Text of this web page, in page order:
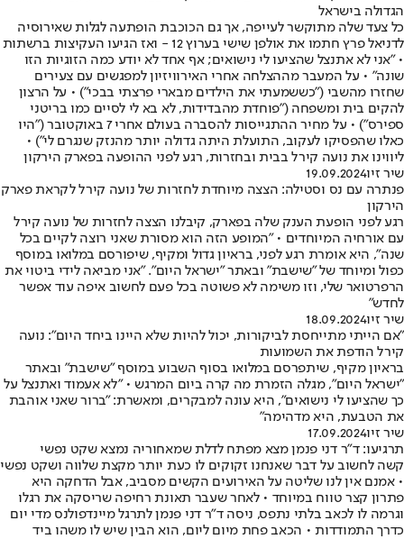
הגדולה בישראל
כל צעד שלה מתוקשר לעייפה, אך גם הכוכבת הופתעה לגלות שאירוסיה
לדניאל פרץ חתמו את אולפן שישי בערוץ 12 - ואז הגיעו העקיצות ברשתות
• "אני לא אתנצל שהציעו לי נישואים; אף אחד לא יודע כמה הזוגיות הזו
שונה" • על המעבר מההצלחה אחרי האירוויזיון למפגשים עם צעירים
שחזרו מהשבי ("כששמעתי את הילדים מבארי פרצתי בבכי") • על הרצון
להקים בית ומשפחה ("פוחדת מהבדידות, לא בא לי לסיים כמו בריטני
ספירס") • על מחיר ההתגייסות להסברה בעולם אחרי 7 באוקטובר ("היו
כאלו שהפסיקו לעקוב, התועלת היתה גדולה יותר מהנזק שנגרם לי") •
ליווינו את נועה קירל בבית ובחזרות, רגע לפני ההופעה בפארק הירקון
שיר זיו19.09.2024
פנתרה עם נס וסטילה: הצצה מיוחדת לחזרות של נועה קירל לקראת פארק
הירקון
רגע לפני הופעת הענק שלה בפארק, קיבלנו הצצה לחזרות של נועה קירל
עם אורחיה המיוחדים • "המופע הזה הוא מסורת שאני רוצה לקיים בכל
שנה", היא אומרת רגע לפני, בראיון גדול ומקיף, שיפורסם במלואו במוסף
כפול ומיוחד של "שישבת" ובאתר "ישראל היום". "אני מביאה לידי ביטוי את
הרפרטואר שלי, וזו משימה לא פשוטה בכל פעם לחשוב איפה עוד אפשר
לחדש"
שיר זיו18.09.2024
"אם הייתי מתייחסת לביקורות, יכול להיות שלא היינו ביחד היום": נועה
קירל הודפת את השמועות
בראיון מקיף, שיתפרסם במלואו בסוף השבוע במוסף "שישבת" ובאתר
"ישראל היום", מגלה הזמרת מה קרה ביום המרגש • "לא אעמוד ואתנצל על
כך שהציעו לי נישואים", היא עונה למבקרים, ומאשרת: "ברור שאני אוהבת
את הטבעת, היא מדהימה"
שיר זיו17.09.2024
תרגיעו: ד"ר דני פנמן מצא מפתח לדלת שמאחוריה נמצא שקט נפשי
קשה לחשוב על דבר שאנחנו זקוקים לו כעת יותר מקצת שלווה ושקט נפשי
• אמנם אין לנו שליטה על האירועים הקשים מסביב, אבל הדחקה היא
פתרון קצר טווח במיוחד • לאחר שעבר תאונת רחיפה שריסקה את רגלו
וגרמה לו לכאב בלתי נתפס, ניסה ד"ר דני פנמן לתרגל מיינדפולנס מדי יום
כדרך התמודדות • הכאב פחת מיום ליום, הוא הבין שיש לו משהו ביד